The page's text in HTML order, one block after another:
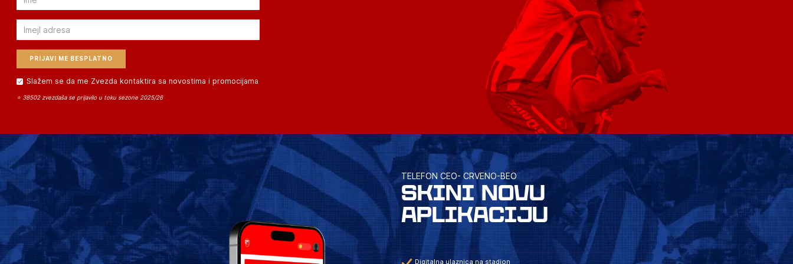
Email
Slažem se da me Zvezda kontaktira sa novostima i promocijama
⭐ 38502 zvezdaša se prijavilo u toku sezone 2025/26
TELEFON CEO- CRVENO-BEO
SKINI NOVU
APLIKACIJU
Digitalna ulaznica na stadion